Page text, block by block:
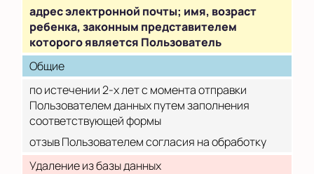
адрес электронной почты; имя, возраст
ребенка, законным представителем
которого является Пользователь
Общие
по истечении 2-х лет с момента отправки
Пользователем данных путем заполнения
соответствующей формы
отзыв Пользователем согласия на обработку
Удаление из базы данных